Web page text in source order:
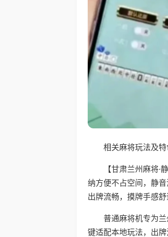
相关麻将玩法及
【甘肃兰州麻将
纳方便不占空间，静
出牌流畅，摸牌手感
普通麻将机专为
键适配本地玩法，出